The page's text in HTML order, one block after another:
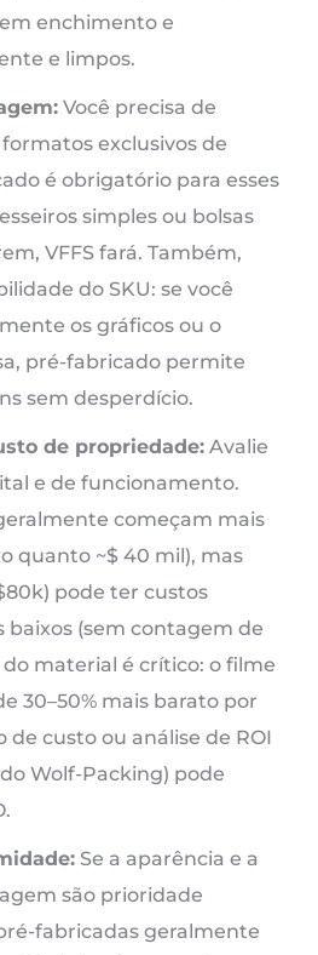
enchimento e
e limpos.
Você precisa de
exclusivos de
é obrigatório para esses
simples ou bolsas
VFFS fará. Também,
do SKU: se você
os gráficos ou o
pré-fabricado permite
sem desperdício.
de propriedade: Avalie
e de funcionamento.
começam mais
quanto ~$ 40 mil), mas
pode ter custos
baixos (sem contagem de
do material é crítico: o filme
30–50% mais barato por
de custo ou análise de ROI
Wolf-Packing) pode
Se a aparência e a
são prioridade
fabricadas geralmente